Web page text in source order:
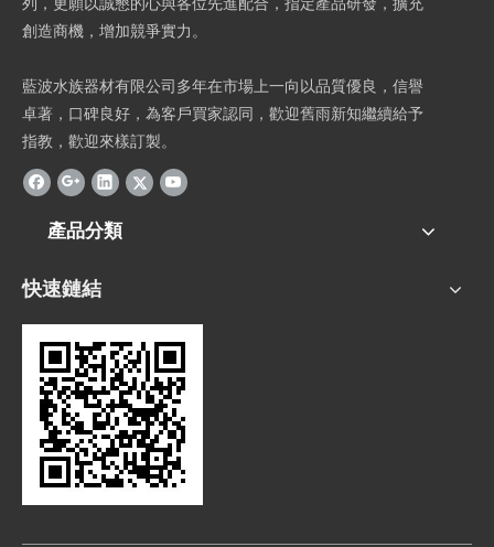
列，更願以誠懇的心與各位先進配合，指定產品研發，擴充
創造商機，增加競爭實力。
藍波水族器材有限公司多年在市場上一向以品質優良，信譽
卓著，口碑良好，為客戶買家認同，歡迎舊雨新知繼續給予
指教，歡迎來樣訂製。
產品分類
快速鏈結